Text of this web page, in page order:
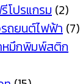
โปรแกรม (2)
ถยนต์ไฟฟ้า (7)
หมึกพิมพ์สติก